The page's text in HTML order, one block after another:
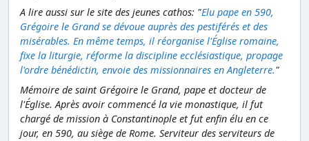
A lire aussi sur le site des jeunes cathos: "Elu pape en 590,
Grégoire le Grand se dévoue auprès des pestiférés et des
misérables. En même temps, il réorganise l'Église romaine,
fixe la liturgie, réforme la discipline ecclésiastique, propage
l'ordre bénédictin, envoie des missionnaires en Angleterre."
Mémoire de saint Grégoire le Grand, pape et docteur de
l'Église. Après avoir commencé la vie monastique, il fut
chargé de mission à Constantinople et fut enfin élu en ce
jour, en 590, au siège de Rome. Serviteur des serviteurs de